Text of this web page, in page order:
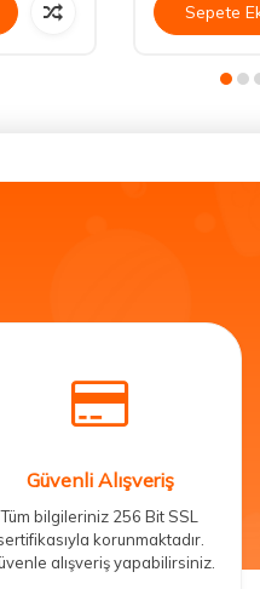
Sepete
Güvenli Alışveriş
Tüm bilgileriniz 256 Bit SSL
korunmaktadır.
alışveriş yapabilirsiniz.